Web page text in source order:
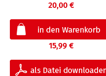
20,00 €
15,99 €